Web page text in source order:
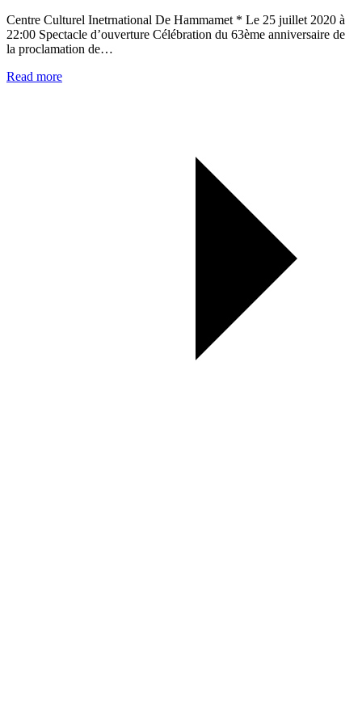
Centre Culturel Inetrnational De Hammamet * Le 25 juillet 2020 à
22:00 Spectacle d’ouverture Célébration du 63ème anniversaire de
la proclamation de…
Read more